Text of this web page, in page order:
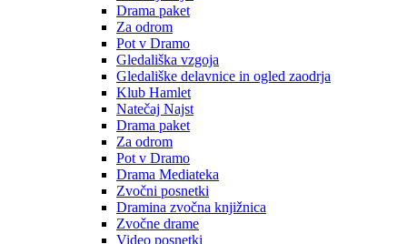
Drama paket
Za odrom
Pot v Dramo
Gledališka vzgoja
Gledališke delavnice in ogled zaodrja
Klub Hamlet
Natečaj Najst
Drama paket
Za odrom
Pot v Dramo
Drama Mediateka
Zvočni posnetki
Dramina zvočna knjižnica
Zvočne drame
Video posnetki